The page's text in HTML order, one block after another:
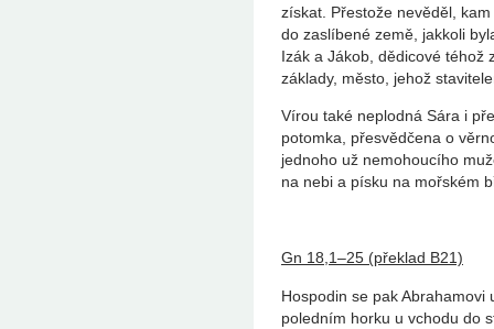
získat. Přestože nevěděl,
do zaslíbené země, jakkoli
Izák a Jákob, dědicové téhož
základy, město, jehož
Vírou také neplodná Sára i
potomka, přesvědčena o
jednoho už nemohoucího
na nebi a písku na mořském
Gn 18,1‒25 (překlad B21)
Hospodin se pak
poledním horku u vchodu do